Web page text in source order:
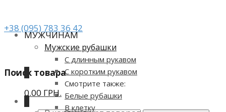
+38 (095) 783 36 42
Поиск товара
МУЖЧИНАМ
Мужские рубашки
С длинным рукавом
С коротким рукавом
Смотрите также:
Белые рубашки
В клетку
0.00 ГРН.